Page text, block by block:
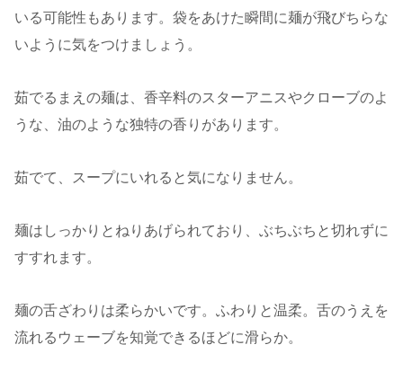
いる可能性もあります。袋をあけた瞬間に麺が飛びちらな
いように気をつけましょう。
茹でるまえの麺は、香辛料のスターアニスやクローブのよ
うな、油のような独特の香りがあります。
茹でて、スープにいれると気になりません。
麺はしっかりとねりあげられており、ぶちぶちと切れずに
すすれます。
麺の舌ざわりは柔らかいです。ふわりと温柔。舌のうえを
流れるウェーブを知覚できるほどに滑らか。